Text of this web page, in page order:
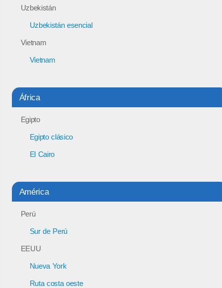
Uzbekistán
Uzbekistán esencial
Vietnam
Vietnam
África
Egipto
Egipto clásico
El Cairo
América
Perú
Sur de Perú
EEUU
Nueva York
Ruta costa oeste